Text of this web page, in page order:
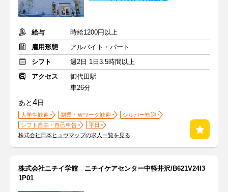
給与
時給1200円以上
雇用形態
アルバイト・パート
シフト
週2日 1日3.5時間以上
アクセス
御代田駅
車26分
あと4日
大学生歓迎 副業・Ｗワーク歓迎
シルバー歓迎
シフト自由・自己申告
平日
株式会社日本ヒュウマップの求人一覧を見る
株式会社ニチイ学館 ニチイケアセンター中軽井沢/B621V24I3
1P01